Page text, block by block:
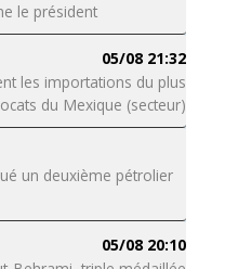
le président
05/08 21:32
les importations du plus
du Mexique (secteur)
un deuxième pétrolier
05/08 20:10